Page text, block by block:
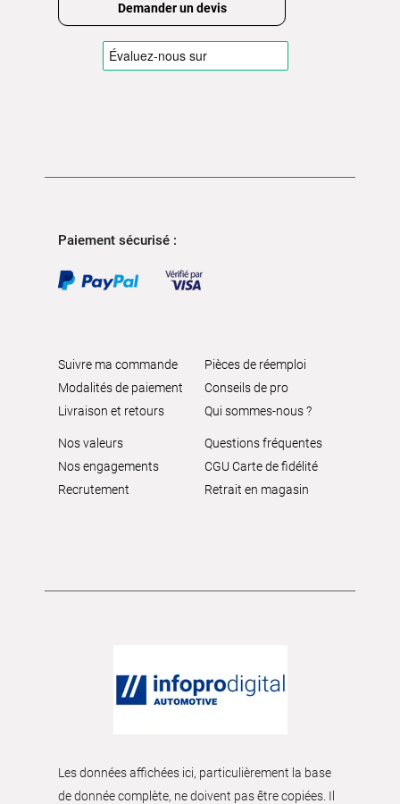
Demander un devis
Paiement sécurisé :
Suivre ma commande
Modalités de paiement
Livraison et retours
Pièces de réemploi
Conseils de pro
Qui sommes-nous ?
Nos valeurs
Nos engagements
Recrutement
Questions fréquentes
CGU Carte de fidélité
Retrait en magasin
Les données affichées ici, particulièrement la base
de donnée complète, ne doivent pas être copiées. Il